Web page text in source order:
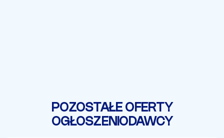
POZOSTAŁE OFERTY
OGŁOSZENIODAWCY